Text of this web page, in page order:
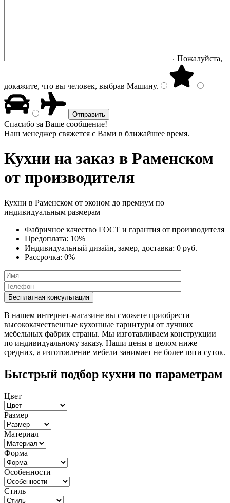
Пожалуйста,
докажите, что вы человек, выбрав Машину.
Спасибо за Ваше сообщение!
Наш менеджер свяжется с Вами в ближайшее время.
Кухни на заказ в Раменском
от производителя
Кухни в Раменском от эконом до премиум по
индивидуальным размерам
Фабричное качество ГОСТ и гарантия от производителя
Предоплата: 10%
Индивидуальный дизайн, замер, доставка: 0 руб.
Рассрочка: 0%
В нашем интернет-магазине вы сможете приобрести
высококачественные кухонные гарнитуры от лучших
мебельных фабрик страны. Мы изготавливаем конструкции
по индивидуальному заказу. Наши цены в целом ниже
средних, а изготовление мебели занимает не более пяти суток.
Быстрый подбор кухни по параметрам
Цвет
Размер
Материал
Форма
Особенности
Стиль